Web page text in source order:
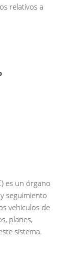
relativos a
es un órgano
seguimiento
vehículos de
planes,
sistema.